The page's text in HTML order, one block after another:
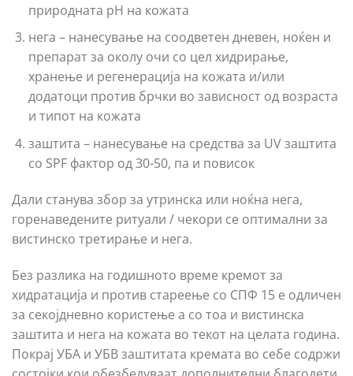
природната pH на кожата
нега – нанесување на соодветен дневен, ноќен и
препарат за околу очи со цел хидрирање,
хранење и регенерација на кожата и/или
додатоци против брчки во зависност од возраста
и типот на кожата
заштита – нанесување на средства за UV заштита
со SPF фактор од 30-50, па и повисок
Дали станува збор за утринска или ноќна нега,
горенаведените ритуали / чекори се оптимални за
вистинско третирање и нега.
Без разлика на годишното време кремот за
хидратација и против стареење со СПФ 15 е одличен
за секојдневно користење а со тоа и вистинска
заштита и нега на кожата во текот на целата година.
Покрај УБА и УБВ заштитата кремата во себе содржи